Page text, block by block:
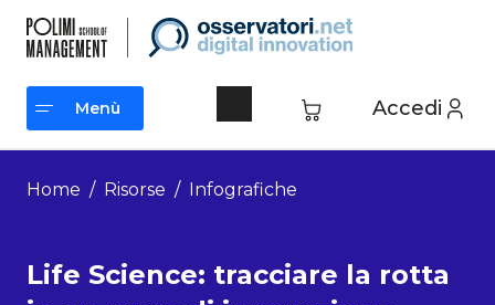
contenuto
Accedi
Menù
Menù
Home / Risorse / Infografiche
Life Science: tracciare la rotta